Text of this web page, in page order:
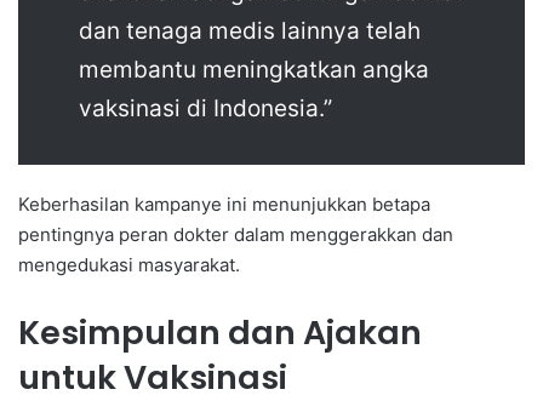
dan tenaga medis lainnya telah
membantu meningkatkan angka
vaksinasi di Indonesia.”
Keberhasilan kampanye ini menunjukkan betapa
pentingnya peran dokter dalam menggerakkan dan
mengedukasi masyarakat.
Kesimpulan dan Ajakan
untuk Vaksinasi